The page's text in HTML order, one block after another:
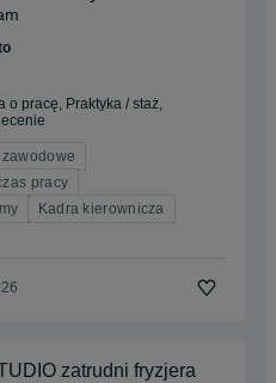
o pracę, Praktyka / staż,
pracy
Kadra kierownicza
zatrudni fryzjera